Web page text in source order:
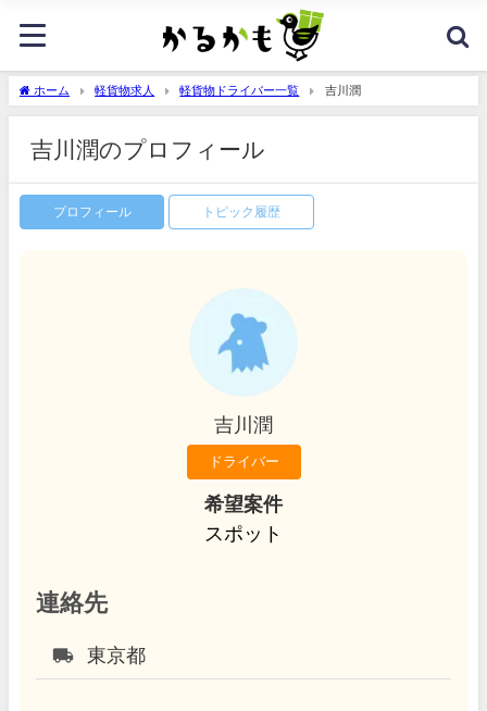
ホーム 軽貨物求人 軽貨物ドライバー一覧 吉川潤
吉川潤のプロフィール
プロフィール トピック履歴
吉川潤
ドライバー
希望案件
スポット
連絡先
local_shipping 東京都